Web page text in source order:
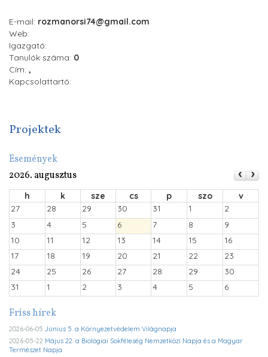
E-mail: rozmanorsi74@gmail.com
Web:
Igazgató:
Tanulók száma: 0
Cím: ,
Kapcsolattartó:
Projektek
Események
2026. augusztus
h k sze cs p szo
v
27
28 29 30 31 1
2
3
4 5 6 7 8
9
10
11 12 13 14 15
16
17
18 19 20 21 22
23
24
25 26 27 28 29
30
31
1 2 3 4 5 6
Friss hírek
2026-06-05 Június 5. a Környezetvédelem Világnapja
2026-05-22 Május 22. a Biológiai Sokféleség Nemzetközi Napja és a Magyar
Természet Napja